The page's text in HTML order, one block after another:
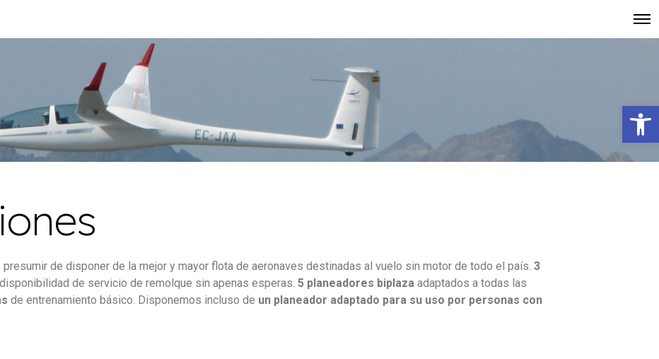
Abrir barra de herramientas
de disponer de la mejor y mayor flota de aeronaves destinadas al vuelo sin motor de todo el país. 3
de servicio de remolque sin apenas esperas. 5 planeadores biplaza adaptados a todas las
de entrenamiento básico. Disponemos incluso de un planeador adaptado para su uso por personas con